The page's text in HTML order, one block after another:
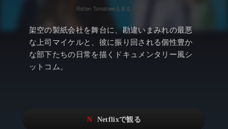
アニメ
ドキュメンタリー
日本語吹替対応作品
VOD 総合作品情報
Netflix・VOD総合News
Watchlistへ
Netflix 吹替版作品
架空の製紙会社を舞台に、勘違いまみれの最悪
な上司マイケルと、彼に振り回される個性豊か
な部下たちの日常を描くドキュメンタリー風シ
ットコム。